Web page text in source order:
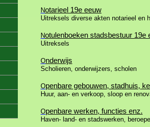
Notarieel 19e eeuw
Uitreksels diverse akten notarieel en
Notulenboeken stadsbestuur 19e
Uitreksels
Onderwijs
Scholieren, onderwijzers, scholen
Openbare gebouwen, stadhuis,
Huur, aan- en verkoop, sloop en
Openbare werken, functies enz.
Haven- land- en stadswerken,